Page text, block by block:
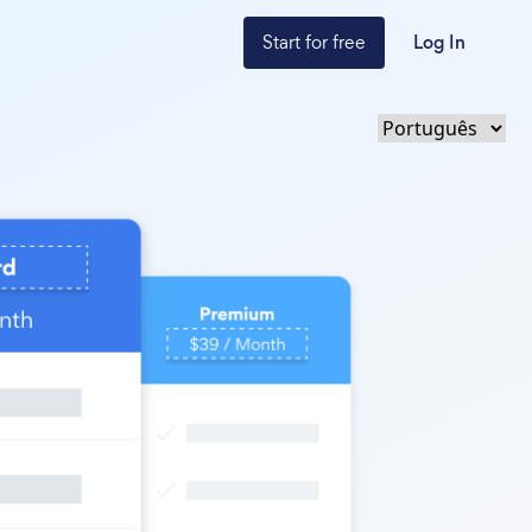
Start for free Log In